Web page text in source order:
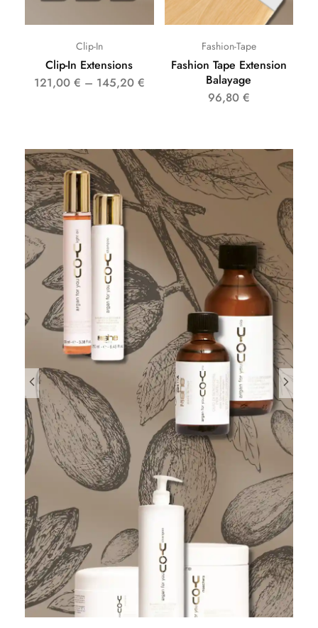
Clip-In
Clip-In Extensions
121,00 € – 145,20 €
Fashion-Tape
Fashion Tape Extension
Balayage
96,80 €